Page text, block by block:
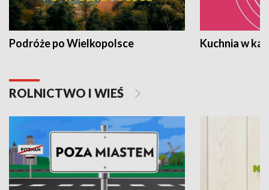
Podróże po Wielkopolsce Kuchnia w
ROLNICTWO I WIEŚ